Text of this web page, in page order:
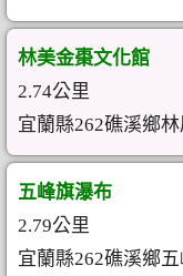
林美金棗文化館
2.74公里
宜蘭縣262礁溪鄉
五峰旗瀑布
2.79公里
宜蘭縣262礁溪鄉